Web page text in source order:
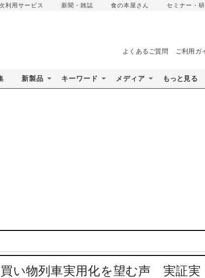
利用サービス 新聞・雑誌 食の本屋さん セミナー・
よくあるご質問 ご利用ガ
新製品 キーワード メディア もっと見る
い物列車実用化を望む声 実証実